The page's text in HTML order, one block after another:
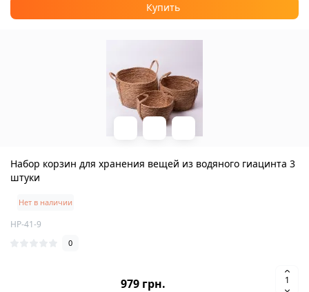
Купить
Набор корзин для хранения вещей из водяного гиацинта 3
штуки
Нет в наличии
HP-41-9
0
979 грн.